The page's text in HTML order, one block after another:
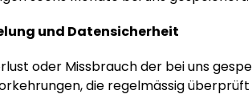
und Datensicherheit
oder Missbrauch der bei uns
die regelmässig